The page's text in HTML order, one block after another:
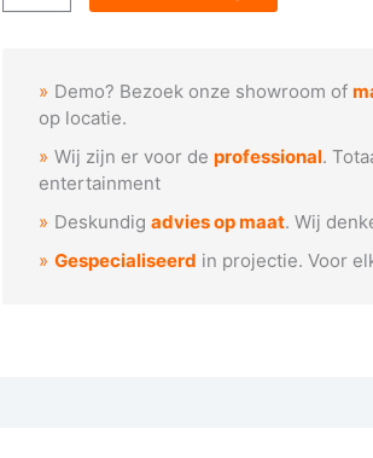
-
kostuum
aantal
Demo? Bezoek onze showroom of
op locatie.
Wij zijn er voor deprofessional.
entertainment
Deskundigadvies op maat. Wij
Gespecialiseerd in projectie. Voor